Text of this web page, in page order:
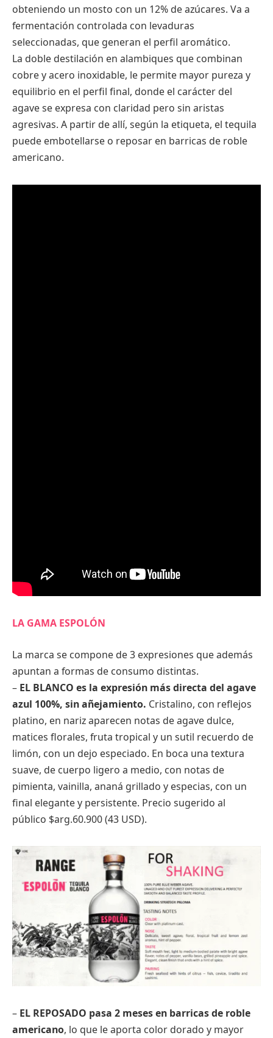
obteniendo un mosto con un 12% de azúcares. Va a
fermentación controlada con levaduras
seleccionadas, que generan el perfil aromático.
La doble destilación en alambiques que combinan
cobre y acero inoxidable, le permite mayor pureza y
equilibrio en el perfil final, donde el carácter del
agave se expresa con claridad pero sin aristas
agresivas. A partir de allí, según la etiqueta, el tequila
puede embotellarse o reposar en barricas de roble
americano.
LA GAMA ESPOLÓN
La marca se compone de 3 expresiones que además
apuntan a formas de consumo distintas.
– EL BLANCO es la expresión más directa del agave
azul 100%, sin añejamiento. Cristalino, con reflejos
platino, en nariz aparecen notas de agave dulce,
matices florales, fruta tropical y un sutil recuerdo de
limón, con un dejo especiado. En boca una textura
suave, de cuerpo ligero a medio, con notas de
pimienta, vainilla, ananá grillado y especias, con un
final elegante y persistente. Precio sugerido al
público $arg.60.900 (43 USD).
– EL REPOSADO pasa 2 meses en barricas de roble
americano, lo que le aporta color dorado y mayor